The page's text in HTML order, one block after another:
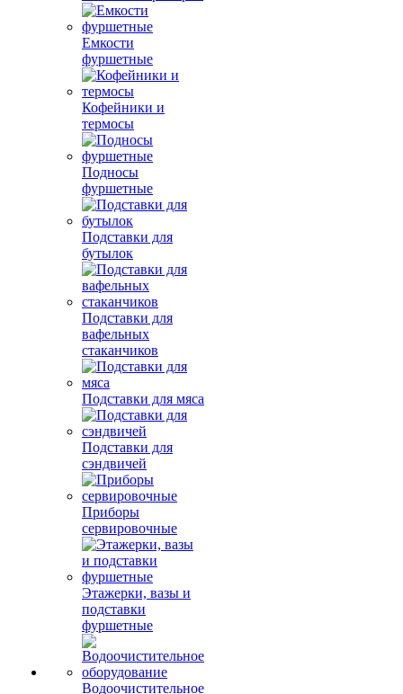
Емкости
фуршетные
Кофейники и
термосы
Подносы
фуршетные
Подставки для
бутылок
Подставки для
вафельных
стаканчиков
Подставки для мяса
Подставки для
сэндвичей
Приборы
сервировочные
Этажерки, вазы и
подставки
фуршетные
Водоочистительное